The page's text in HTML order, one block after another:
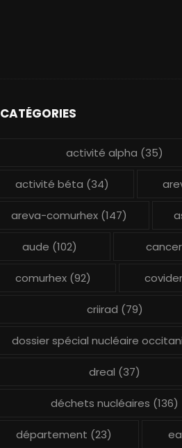
CATÉGORIES
activité alpha (35)
activité béta (34)
areva-comurhex (147)
aude (102) cancer
comurhex(92)
criirad (79)
dossier spécial nucléaire
dreal (37)
déchets nucléaires (136)
département (23)